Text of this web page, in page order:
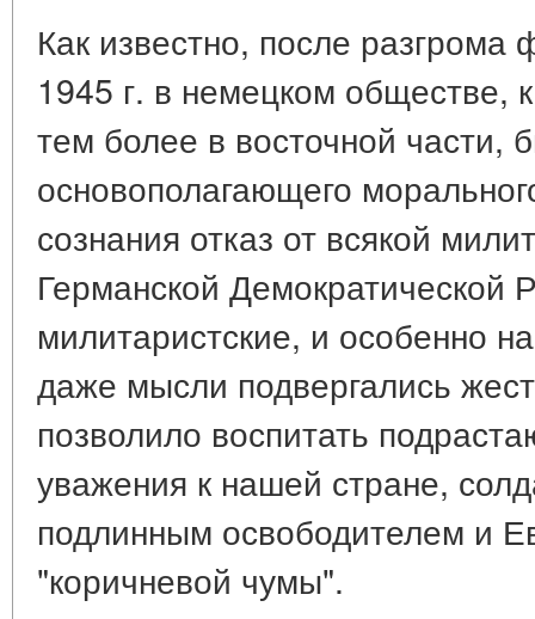
Как известно, после
1945 г. в немецком обществе,
тем более в восточной части,
основополагающего
сознания отказ от всякой
Германской Демократической
милитаристские, и особенно
даже мысли подвергались
позволило воспитать
уважения к нашей стране,
подлинным освободителем и
"коричневой чумы".